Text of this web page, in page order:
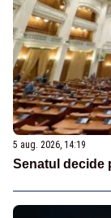
5 aug. 2026, 14:19
Senatul decide